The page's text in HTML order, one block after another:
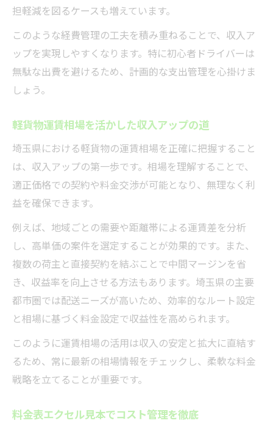
担軽減を図るケースも増えています。
このような経費管理の工夫を積み重ねることで、収入ア
ップを実現しやすくなります。特に初心者ドライバーは
無駄な出費を避けるため、計画的な支出管理を心掛けま
しょう。
軽貨物運賃相場を活かした収入アップの道
埼玉県における軽貨物の運賃相場を正確に把握すること
は、収入アップの第一歩です。相場を理解することで、
適正価格での契約や料金交渉が可能となり、無理なく利
益を確保できます。
例えば、地域ごとの需要や距離帯による運賃差を分析
し、高単価の案件を選定することが効果的です。また、
複数の荷主と直接契約を結ぶことで中間マージンを省
き、収益率を向上させる方法もあります。埼玉県の主要
都市圏では配送ニーズが高いため、効率的なルート設定
と相場に基づく料金設定で収益性を高められます。
このように運賃相場の活用は収入の安定と拡大に直結す
るため、常に最新の相場情報をチェックし、柔軟な料金
戦略を立てることが重要です。
料金表エクセル見本でコスト管理を徹底